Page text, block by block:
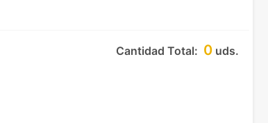
Cantidad Total: 0 uds.